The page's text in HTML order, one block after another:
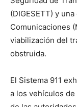
(DIGESETT) y
Comunicaciones
viabilización del
obstruida.
El Sistema 911
a los vehículos